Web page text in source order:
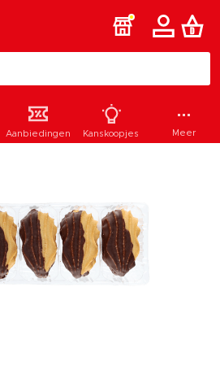
Aanbiedingen Kanskoopjes Meer